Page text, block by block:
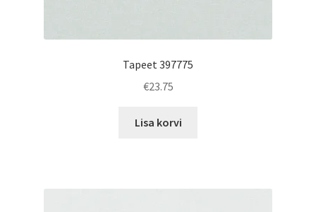
Tapeet 397775
€23.75
Lisa korvi